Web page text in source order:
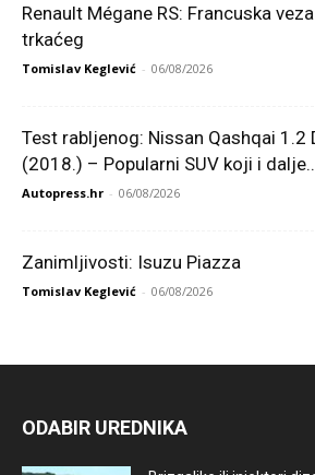
Renault Mégane RS: Francuska
trkaćeg
Tomislav Keglević - 06/08/2026
Test rabljenog: Nissan Qashqai 1.2
(2018.) – Popularni SUV koji i
Autopress.hr - 06/08/2026
Zanimljivosti: Isuzu Piazza
Tomislav Keglević - 06/08/2026
ODABIR UREDNIKA